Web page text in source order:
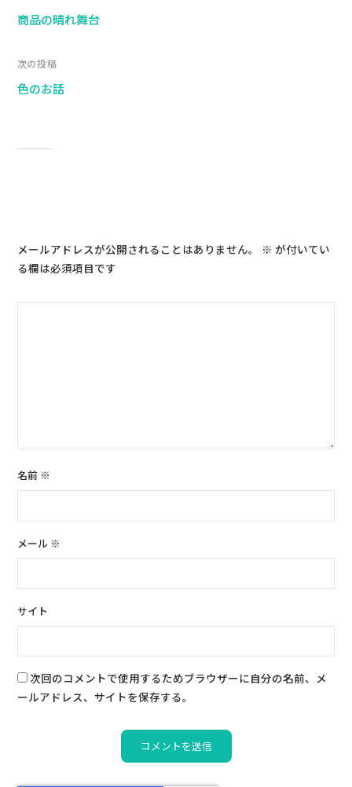
商品の晴れ舞台
次の投稿
色のお話
メールアドレスが公開されることはありません。 ※ が付いてい
る欄は必須項目です
名前 ※
メール ※
サイト
次回のコメントで使用するためブラウザーに自分の名前、メ
ールアドレス、サイトを保存する。